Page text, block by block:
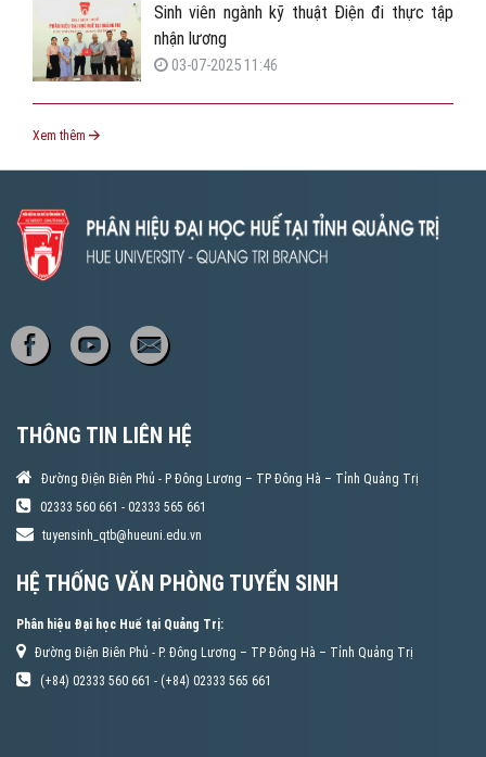
Sinh viên ngành kỹ thuật Điện đi thực tập
nhận lương
03-07-2025 11:46
Xem thêm
THÔNG TIN LIÊN HỆ
Đường Điện Biên Phủ - P Đông Lương – TP Đông Hà – Tỉnh Quảng Trị
02333 560 661 - 02333 565 661
tuyensinh_qtb@hueuni.edu.vn
HỆ THỐNG VĂN PHÒNG TUYỂN SINH
Phân hiệu Đại học Huế tại Quảng Trị:
Đường Điện Biên Phủ - P. Đông Lương – TP Đông Hà – Tỉnh Quảng Trị
(+84) 02333 560 661 - (+84) 02333 565 661